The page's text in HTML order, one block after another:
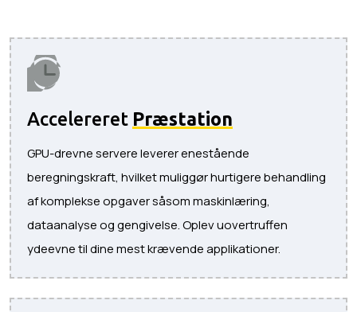
Accelereret Præstation
GPU-drevne servere leverer enestående
beregningskraft, hvilket muliggør hurtigere behandling
af komplekse opgaver såsom maskinlæring,
dataanalyse og gengivelse. Oplev uovertruffen
ydeevne til dine mest krævende applikationer.